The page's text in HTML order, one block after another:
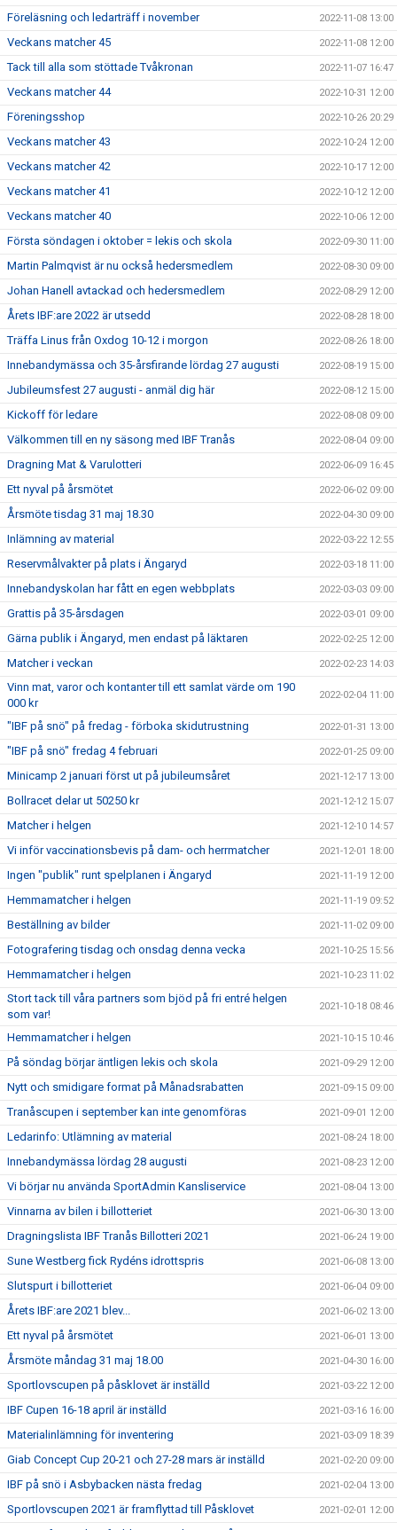
Föreläsning och ledarträff i november 2022-11-08 13:00
Veckans matcher 45 2022-11-08 12:00
Tack till alla som stöttade Tvåkronan 2022-11-07 16:47
Veckans matcher 44 2022-10-31 12:00
Föreningsshop 2022-10-26 20:29
Veckans matcher 43 2022-10-24 12:00
Veckans matcher 42 2022-10-17 12:00
Veckans matcher 41 2022-10-12 12:00
Veckans matcher 40 2022-10-06 12:00
Första söndagen i oktober = lekis och skola 2022-09-30 11:00
Martin Palmqvist är nu också hedersmedlem 2022-08-30 09:00
Johan Hanell avtackad och hedersmedlem 2022-08-29 12:00
Årets IBF:are 2022 är utsedd 2022-08-28 18:00
Träffa Linus från Oxdog 10-12 i morgon 2022-08-26 18:00
Innebandymässa och 35-årsfirande lördag 27 augusti 2022-08-19 15:00
Jubileumsfest 27 augusti - anmäl dig här 2022-08-12 15:00
Kickoff för ledare 2022-08-08 09:00
Välkommen till en ny säsong med IBF Tranås 2022-08-04 09:00
Dragning Mat & Varulotteri 2022-06-09 16:45
Ett nyval på årsmötet 2022-06-02 09:00
Årsmöte tisdag 31 maj 18.30 2022-04-30 09:00
Inlämning av material 2022-03-22 12:55
Reservmålvakter på plats i Ängaryd 2022-03-18 11:00
Innebandyskolan har fått en egen webbplats 2022-03-03 09:00
Grattis på 35-årsdagen 2022-03-01 09:00
Gärna publik i Ängaryd, men endast på läktaren 2022-02-25 12:00
Matcher i veckan 2022-02-23 14:03
Vinn mat, varor och kontanter till ett samlat värde om 190
000 kr
2022-02-04 11:00
"IBF på snö" på fredag - förboka skidutrustning 2022-01-31 13:00
"IBF på snö" fredag 4 februari 2022-01-25 09:00
Minicamp 2 januari först ut på jubileumsåret 2021-12-17 13:00
Bollracet delar ut 50250 kr 2021-12-12 15:07
Matcher i helgen 2021-12-10 14:57
Vi inför vaccinationsbevis på dam- och herrmatcher 2021-12-01 18:00
Ingen "publik" runt spelplanen i Ängaryd 2021-11-19 12:00
Hemmamatcher i helgen 2021-11-19 09:52
Beställning av bilder 2021-11-02 09:00
Fotografering tisdag och onsdag denna vecka 2021-10-25 15:56
Hemmamatcher i helgen 2021-10-23 11:02
Stort tack till våra partners som bjöd på fri entré helgen
som var!
2021-10-18 08:46
Hemmamatcher i helgen 2021-10-15 10:46
På söndag börjar äntligen lekis och skola 2021-09-29 12:00
Nytt och smidigare format på Månadsrabatten 2021-09-15 09:00
Tranåscupen i september kan inte genomföras 2021-09-01 12:00
Ledarinfo: Utlämning av material 2021-08-24 18:00
Innebandymässa lördag 28 augusti 2021-08-23 12:00
Vi börjar nu använda SportAdmin Kansliservice 2021-08-04 13:00
Vinnarna av bilen i billotteriet 2021-06-30 13:00
Dragningslista IBF Tranås Billotteri 2021 2021-06-24 19:00
Sune Westberg fick Rydéns idrottspris 2021-06-08 13:00
Slutspurt i billotteriet 2021-06-04 09:00
Årets IBF:are 2021 blev... 2021-06-02 13:00
Ett nyval på årsmötet 2021-06-01 13:00
Årsmöte måndag 31 maj 18.00 2021-04-30 16:00
Sportlovscupen på påsklovet är inställd 2021-03-22 12:00
IBF Cupen 16-18 april är inställd 2021-03-16 16:00
Materialinlämning för inventering 2021-03-09 18:39
Giab Concept Cup 20-21 och 27-28 mars är inställd 2021-02-20 09:00
IBF på snö i Asbybacken nästa fredag 2021-02-04 13:00
Sportlovscupen 2021 är framflyttad till Påsklovet 2021-02-01 12:00